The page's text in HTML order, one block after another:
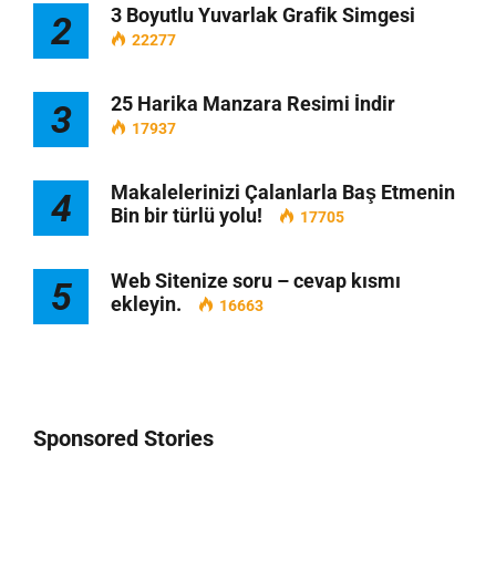
2 3 Boyutlu Yuvarlak Grafik Simgesi
22277
3 25 Harika Manzara Resimi İndir
17937
4
Makalelerinizi Çalanlarla Baş Etmenin
Bin bir türlü yolu!
17705
5
Web Sitenize soru – cevap kısmı
ekleyin.
16663
Sponsored Stories